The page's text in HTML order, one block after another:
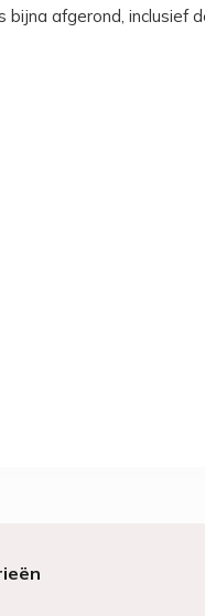
afgerond, inclusief